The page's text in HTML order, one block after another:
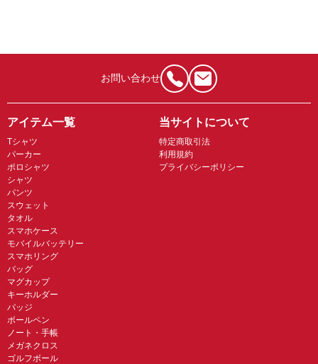
お問い合わせ
アイテム一覧
Tシャツ
パーカー
ポロシャツ
シャツ
パンツ
スウェット
タオル
スマホケース
モバイルバッテリー
スマホリング
バッグ
マグカップ
キーホルダー
バッジ
ボールペン
ノート・手帳
メガネクロス
ゴルフボール
当サイトについて
特定商取引法
利用規約
プライバシーポリシー